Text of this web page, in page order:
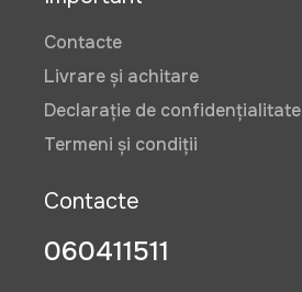
Contacte
Livrare și achitare
Declarație de confidențialitate
Termeni și condiții
Contacte
060411511